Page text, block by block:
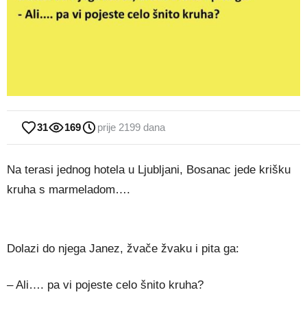
31 169 prije 2199 dana
Na terasi jednog hotela u Ljubljani, Bosanac jede krišku
kruha s marmeladom….
Dolazi do njega Janez, žvače žvaku i pita ga:
– Ali…. pa vi pojeste celo šnito kruha?